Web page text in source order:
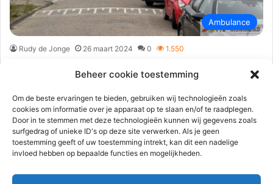
Beheer cookie toestemming
Om de beste ervaringen te bieden, gebruiken wij technologieën zoals
cookies om informatie over je apparaat op te slaan en/of te raadplegen.
Door in te stemmen met deze technologieën kunnen wij gegevens zoals
surfgedrag of unieke ID's op deze site verwerken. Als je geen
toestemming geeft of uw toestemming intrekt, kan dit een nadelige
invloed hebben op bepaalde functies en mogelijkheden.
Ambulance
Rudy de Jonge 26 maart 2024 0 1.550
medische noodsituatie | Bilderdijkhof
Hellevoetsluis
Hellevoetsluis – Dinsdagochtend werden de hulpdiensten
massaal opgeroepen vanwege een medische noodsituatie aan
de Bilderdijkhof in Hellevoetsluis. Meerdere politie-eenheden,